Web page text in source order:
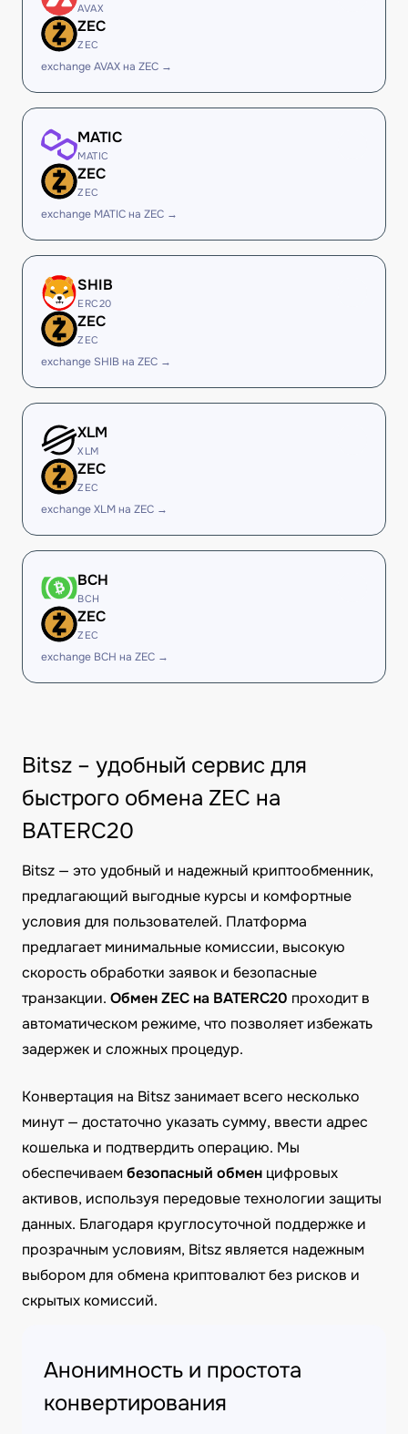
AVAX
ZEC
ZEC
exchange AVAX на ZEC →
MATIC
MATIC
ZEC
ZEC
exchange MATIC на ZEC →
SHIB
ERC20
ZEC
ZEC
exchange SHIB на ZEC →
XLM
XLM
ZEC
ZEC
exchange XLM на ZEC →
BCH
BCH
ZEC
ZEC
exchange BCH на ZEC →
Bitsz – удобный сервис для
быстрого обмена ZEC на
BATERC20
Bitsz — это удобный и надежный криптообменник,
предлагающий выгодные курсы и комфортные
условия для пользователей. Платформа
предлагает минимальные комиссии, высокую
скорость обработки заявок и безопасные
транзакции. Обмен ZEC на BATERC20 проходит в
автоматическом режиме, что позволяет избежать
задержек и сложных процедур.
Конвертация на Bitsz занимает всего несколько
минут — достаточно указать сумму, ввести адрес
кошелька и подтвердить операцию. Мы
обеспечиваембезопасный обмен цифровых
активов, используя передовые технологии защиты
данных. Благодаря круглосуточной поддержке и
прозрачным условиям, Bitsz является надежным
выбором для обмена криптовалют без рисков и
скрытых комиссий.
Анонимность и простота
конвертирования